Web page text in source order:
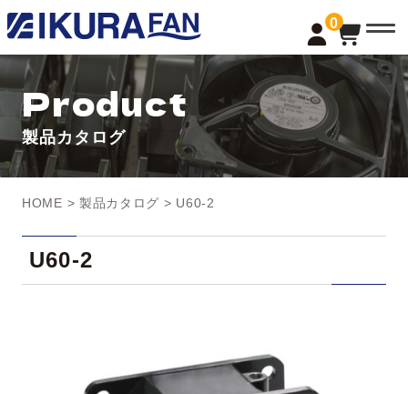
0
t
o
g
l
e
a
v
i
g
a
n
Product
製品カタログ
HOME > 製品カタログ > U60-2
U60-2